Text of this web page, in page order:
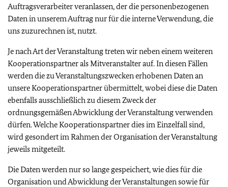
Auftragsverarbeiter veranlassen, der die personenbezogenen
Daten in unserem Auftrag nur für die interne Verwendung, die
uns zuzurechnen ist, nutzt.
Je nach Art der Veranstaltung treten wir neben einem weiteren
Kooperationspartner als Mitveranstalter auf. In diesen Fällen
werden die zu Veranstaltungszwecken erhobenen Daten an
unsere Kooperationspartner übermittelt, wobei diese die Daten
ebenfalls ausschließlich zu diesem Zweck der
ordnungsgemäßen Abwicklung der Veranstaltung verwenden
dürfen. Welche Kooperationspartner dies im Einzelfall sind,
wird gesondert im Rahmen der Organisation der Veranstaltung
jeweils mitgeteilt.
Die Daten werden nur so lange gespeichert, wie dies für die
Organisation und Abwicklung der Veranstaltungen sowie für